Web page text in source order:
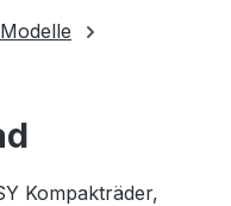
Kompakträder,